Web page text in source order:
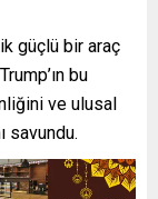
güçlü bir araç
bu
ve ulusal
savundu.